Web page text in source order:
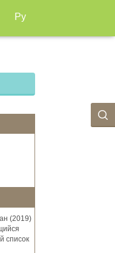
Ру
(2019)
список